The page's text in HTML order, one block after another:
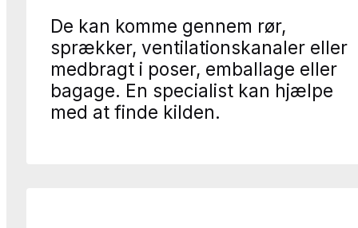
De kan komme gennem rør,
sprækker, ventilationskanaler eller
medbragt i poser, emballage eller
bagage. En specialist kan hjælpe
med at finde kilden.